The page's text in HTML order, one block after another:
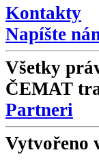
Kontakty
Napíšte
Všetky
ČEMAT
Partneri
Vytvořeno